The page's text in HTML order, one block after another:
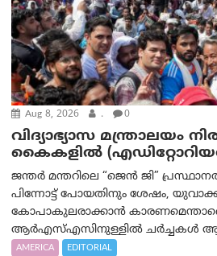
Aug 8, 2026 . 0
വിദ്യാഭ്യാസ മന്ത്രാലയം
കൈകളിൽ
ജന്തർ മന്തറിലെ “ജെൻ ജി”
പിന്നോട്ട് പോയതിനും ശേഷം,
കോപാകുലരാക്കാൻ
ആർ‌എസ്‌എസിനുള്ളിൽ ചർച്ചകൾ
AMERICA EDITORIAL